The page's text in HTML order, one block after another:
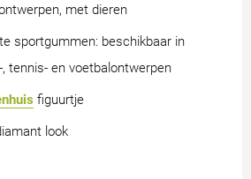
met dieren
sportgummen: beschikbaar in
tennis- en voetbalontwerpen
figuurtje
look